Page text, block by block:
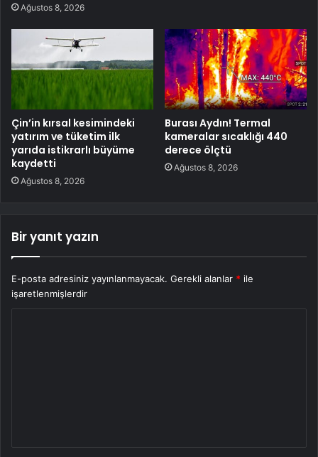
Ağustos 8, 2026
Çin’in kırsal kesimindeki
yatırım ve tüketim ilk
yarıda istikrarlı büyüme
kaydetti
Ağustos 8, 2026
Burası Aydın! Termal
kameralar sıcaklığı 440
derece ölçtü
Ağustos 8, 2026
Bir yanıt yazın
E-posta adresiniz yayınlanmayacak. Gerekli alanlar * ile
işaretlenmişlerdir